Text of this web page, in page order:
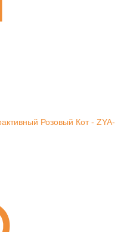
Розовый Кот - ZYA-